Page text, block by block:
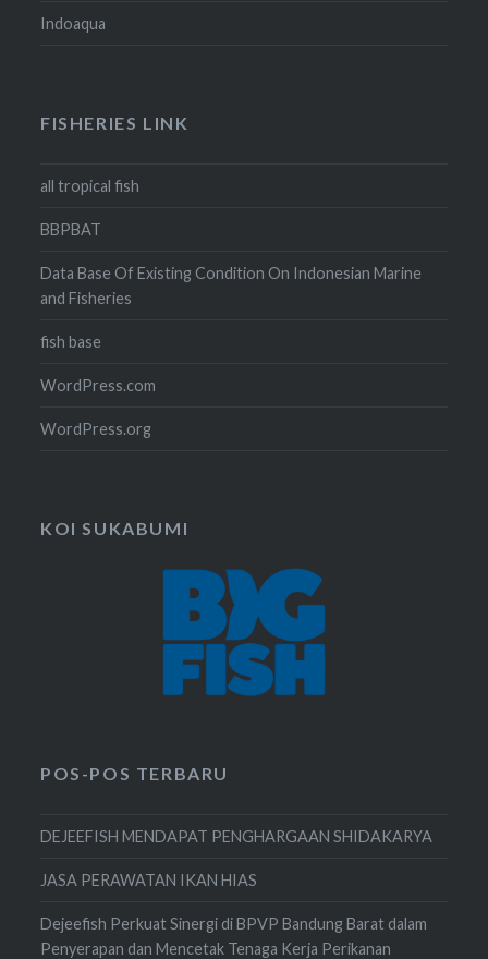
Indoaqua
FISHERIES LINK
all tropical fish
BBPBAT
Data Base Of Existing Condition On Indonesian Marine
and Fisheries
fish base
WordPress.com
WordPress.org
KOI SUKABUMI
POS-POS TERBARU
DEJEEFISH MENDAPAT PENGHARGAAN SHIDAKARYA
JASA PERAWATAN IKAN HIAS
Dejeefish Perkuat Sinergi di BPVP Bandung Barat dalam
Penyerapan dan Mencetak Tenaga Kerja Perikanan